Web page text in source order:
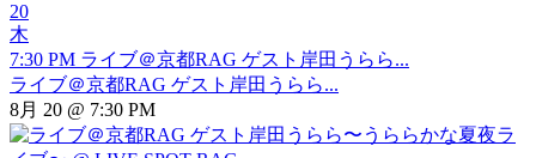
20
木
7:30 PM ライブ＠京都RAG ゲスト岸田うらら...
ライブ＠京都RAG ゲスト岸田うらら...
8月 20 @ 7:30 PM